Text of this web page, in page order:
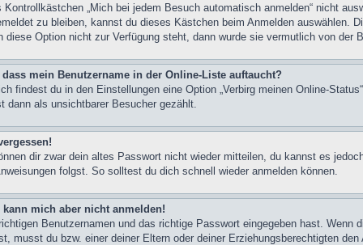
Kontrollkästchen „Mich bei jedem Besuch automatisch anmelden“ nicht
zu bleiben, kannst du dieses Kästchen beim Anmelden
diese Option nicht zur Verfügung steht, dann wurde sie vermutlich von der
mein Benutzername in der Online-Liste auftaucht?
findest du in den Einstellungen eine Option „Verbirg meinen Online-
dann als unsichtbarer Besucher gezählt.
dir zwar dein altes Passwort nicht wieder mitteilen, du kannst es
folgst. So solltest du dich schnell wieder anmelden können.
mich aber nicht anmelden!
Benutzernamen und das richtige Passwort eingegeben hast.
musst du bzw. einer deiner Eltern oder deiner Erziehungsberechtigten